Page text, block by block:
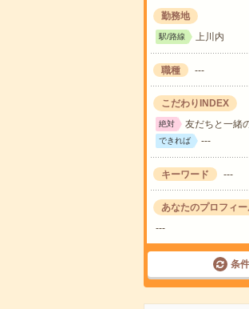
勤務地
駅/路線 上川内
職種 ---
こだわりINDEX
絶対 友だちと一緒
できれば ---
キーワード ---
あなたのプロフィー
---
条